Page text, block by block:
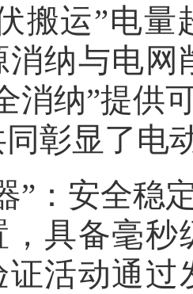
搬运”电
消纳与电
消纳”提供
彰显了电
”：安全稳
，具备毫秒
证活动通过